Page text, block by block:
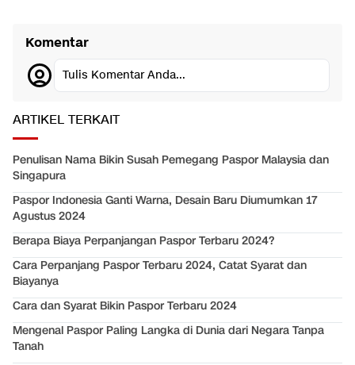
Komentar
Tulis Komentar Anda...
ARTIKEL TERKAIT
Penulisan Nama Bikin Susah Pemegang Paspor Malaysia dan
Singapura
Paspor Indonesia Ganti Warna, Desain Baru Diumumkan 17
Agustus 2024
Berapa Biaya Perpanjangan Paspor Terbaru 2024?
Cara Perpanjang Paspor Terbaru 2024, Catat Syarat dan
Biayanya
Cara dan Syarat Bikin Paspor Terbaru 2024
Mengenal Paspor Paling Langka di Dunia dari Negara Tanpa
Tanah